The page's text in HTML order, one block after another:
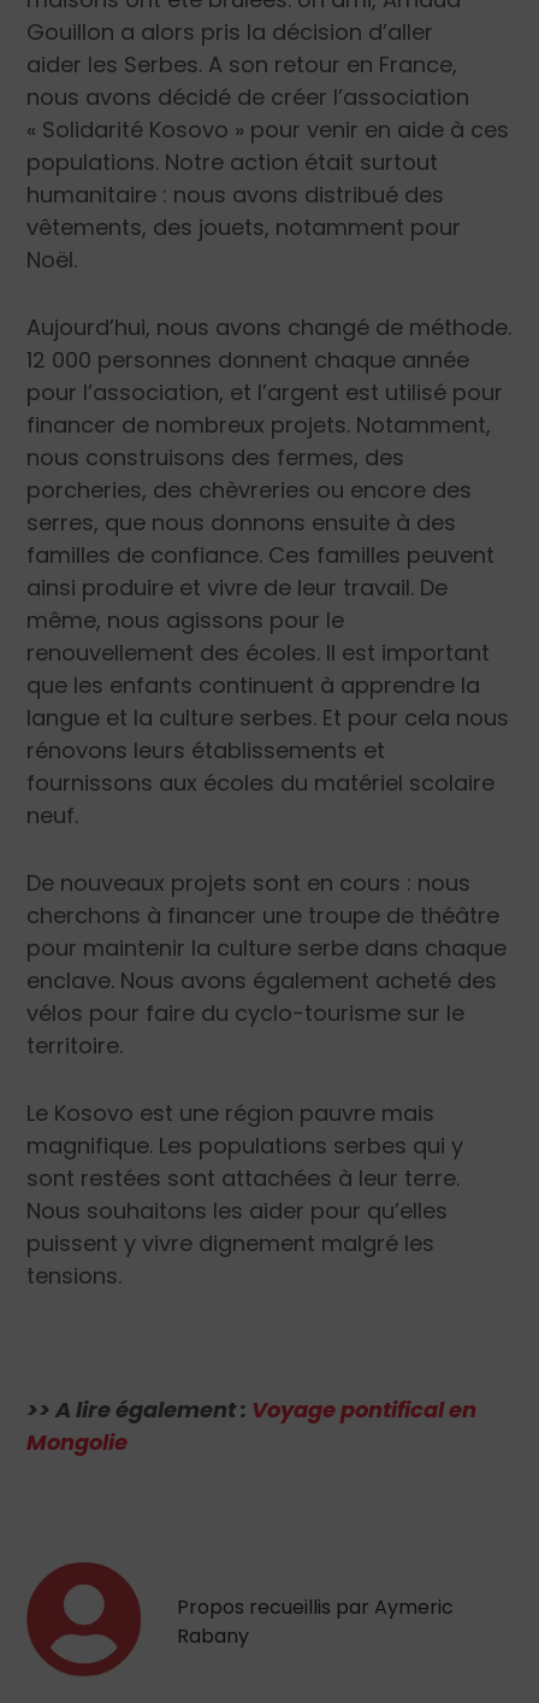
Gouillon a alors pris la décision d’aller
aider les Serbes. A son retour en France,
nous avons décidé de créer l’association
« Solidarité Kosovo » pour venir en aide à ces
populations. Notre action était surtout
humanitaire : nous avons distribué des
vêtements, des jouets, notamment pour
Noël.
Aujourd’hui, nous avons changé de méthode.
12 000 personnes donnent chaque année
pour l’association, et l’argent est utilisé pour
financer de nombreux projets. Notamment,
nous construisons des fermes, des
porcheries, des chèvreries ou encore des
serres, que nous donnons ensuite à des
familles de confiance. Ces familles peuvent
ainsi produire et vivre de leur travail. De
même, nous agissons pour le
renouvellement des écoles. Il est important
que les enfants continuent à apprendre la
langue et la culture serbes. Et pour cela nous
rénovons leurs établissements et
fournissons aux écoles du matériel scolaire
neuf.
De nouveaux projets sont en cours : nous
cherchons à financer une troupe de théâtre
pour maintenir la culture serbe dans chaque
enclave. Nous avons également acheté des
vélos pour faire du cyclo-tourisme sur le
territoire.
Le Kosovo est une région pauvre mais
magnifique. Les populations serbes qui y
sont restées sont attachées à leur terre.
Nous souhaitons les aider pour qu’elles
puissent y vivre dignement malgré les
tensions.
>> A lire également : Voyage pontifical en
Mongolie
Propos recueillis par Aymeric
Rabany